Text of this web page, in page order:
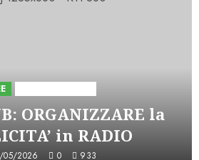
ORGANIZZARE la
in RADIO
05/2026 0 933